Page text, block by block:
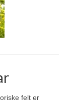
felt er